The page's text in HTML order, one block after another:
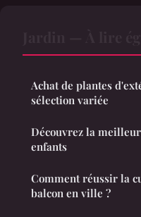
Achat de plantes
sélection variée
Découvrez la
enfants
Comment réussir la
balcon en ville ?